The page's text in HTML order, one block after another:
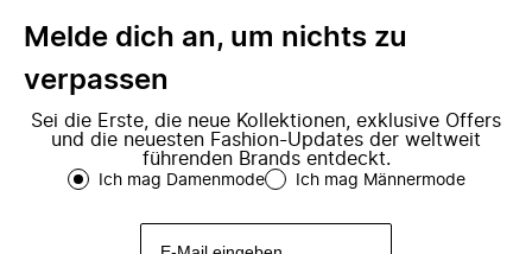
Melde dich an, um nichts zu
verpassen
Sei die Erste, die neue Kollektionen, exklusive Offers
und die neuesten Fashion-Updates der weltweit
führenden Brands entdeckt.
Ich mag Damenmode Ich mag Männermode